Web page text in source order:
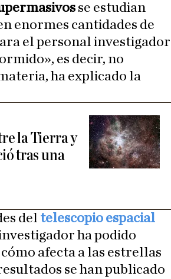
se estudian
enormes cantidades de
el personal investigador
es decir, no
ha explicado la
la Tierra y
tras una
del telescopio espacial
ha podido
afecta a las estrellas
se han publicado